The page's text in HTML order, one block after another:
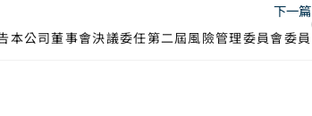
下一篇
本公司董事會決議委任第二屆風險管理委員會委員